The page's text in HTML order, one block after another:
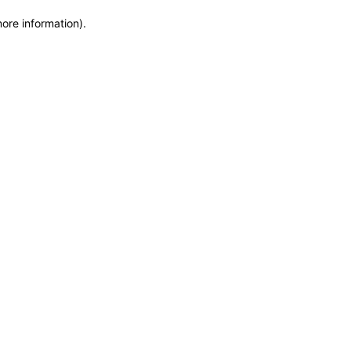
information).